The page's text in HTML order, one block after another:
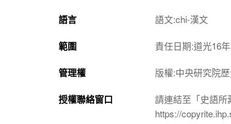
語言 語文:chi-漢文
範圍 責任日期:道光16
管理權 版權:中央研究院
授權聯絡窗口
請連結至「史語所
https://